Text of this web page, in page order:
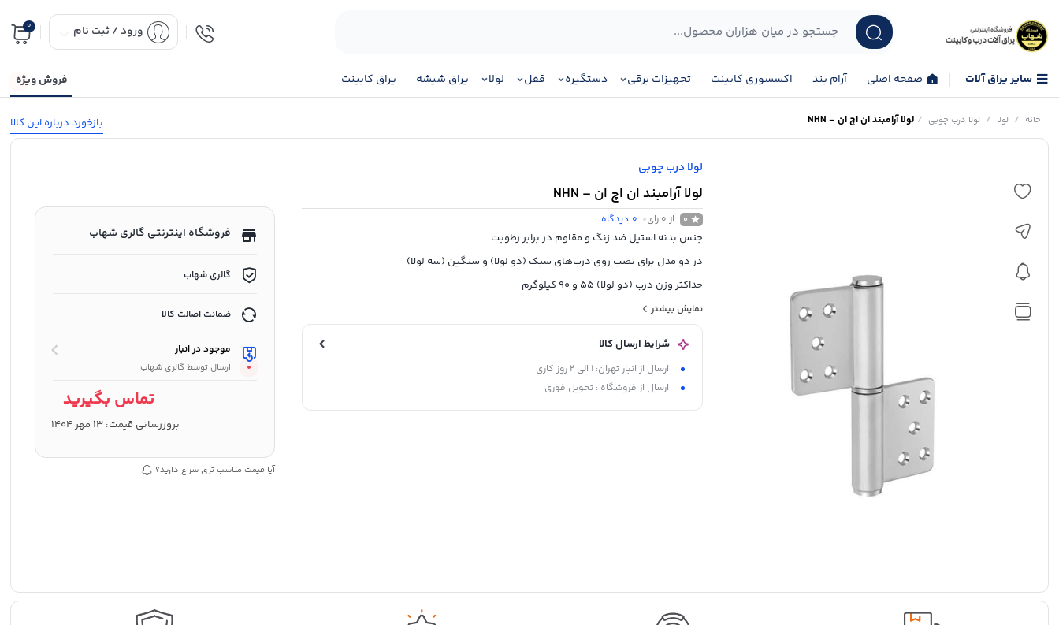
ورود / ثبت نام 0
سایر یراق آلات صفحه اصلی آرام بند اکسسوری کابینت تجهیزات برقی دستگیره قفل لولا یراق شیشه یراق کابینت فروش ویژه
بازخورد درباره این کالا خانه / لولا / لولا درب چوبی / لولا آرامبند ان اچ ان – NHN
لولا درب چوبی
لولا آرامبند ان اچ ان – NHN
0 از 0 رای 0 دیدگاه
جنس بدنه استیل ضد زنگ و مقاوم در برابر رطوبت
در دو مدل برای نصب روی درب‌های سبک (دو لولا) و سنگین (سه لولا)
حداکثر وزن درب (دو لولا) 55 و 90 کیلوگرم
حداکثر وزن درب (سه لولا) 80 و 130 کیلوگرم
در دو رنگ استیل خشدار و مشکی
نمایش بیشتر
شرایط ارسال کالا
ارسال از انبار تهران: 1 الی 2 روز کاری
ارسال از فروشگاه : تحویل فوری
فروشگاه اینترنتی گالری شهاب
گالری شهاب
ضمانت اصالت کالا
موجود در انبار
ارسال توسط گالری شهاب
تماس بگیرید
بروزرسانی قیمت: 13 مهر 1404
آیا قیمت مناسب تری سراغ دارید؟